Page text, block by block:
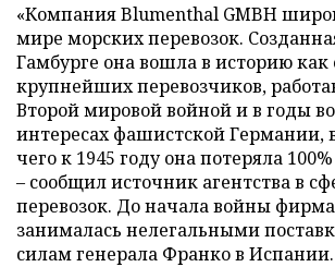
«Компания Blumenthal GMBH
мире морских перевозок.
Гамбурге она вошла в историю как
крупнейших перевозчиков,
Второй мировой войной и в годы
интересах фашистской Германии,
чего к 1945 году она потеряла
– сообщил источник агентства в
перевозок. До начала войны
занималась нелегальными
силам генерала Франко в Испании.